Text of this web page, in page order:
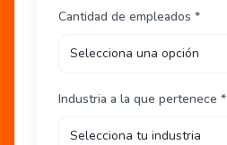
Cantidad de empleados *
Selecciona una opción
Industria a la que pertenece *
Selecciona tu industria